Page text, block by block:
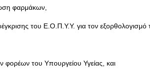
φαρμάκων,
του Ε.Ο.Π.Υ.Υ. για τον
φορέων του Υπουργείου Υγείας, και